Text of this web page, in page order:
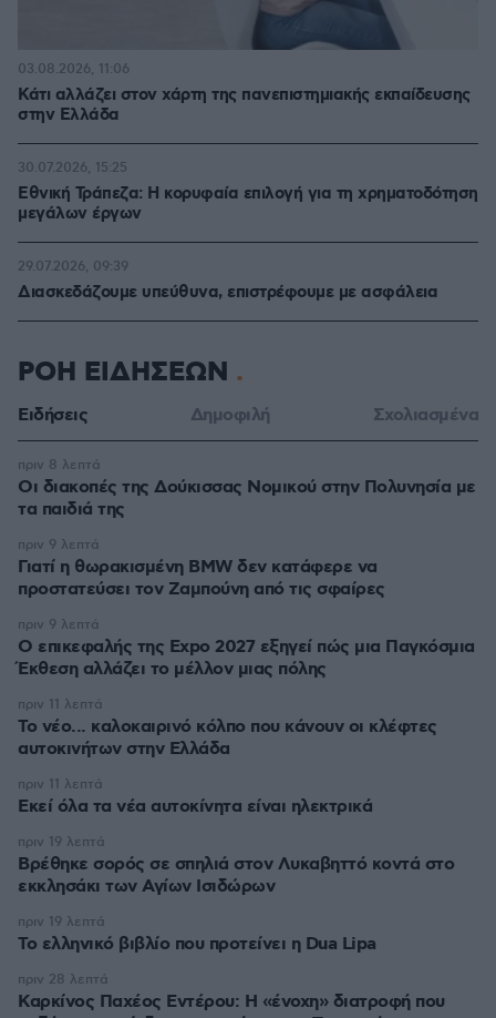
Κάτι αλλάζει στον χάρτη της πανεπιστημιακής εκπαίδευσης
στην Ελλάδα
03.08.2026, 11:06
Εθνική Τράπεζα: Η κορυφαία επιλογή για τη χρηματοδότηση
μεγάλων έργων
30.07.2026, 15:25
Διασκεδάζουμε υπεύθυνα, επιστρέφουμε με ασφάλεια
29.07.2026, 09:39
ΡΟΗ ΕΙΔΗΣΕΩΝ
Ειδήσεις Δημοφιλή Σχολιασμένα
Οι διακοπές της Δούκισσας Νομικού στην Πολυνησία με
τα παιδιά της
πριν 8 λεπτά
Γιατί η θωρακισμένη BMW δεν κατάφερε να
προστατεύσει τον Ζαμπούνη από τις σφαίρες
πριν 9 λεπτά
Ο επικεφαλής της Expo 2027 εξηγεί πώς μια Παγκόσμια
Έκθεση αλλάζει το μέλλον μιας πόλης
πριν 9 λεπτά
Το νέο... καλοκαιρινό κόλπο που κάνουν οι κλέφτες
αυτοκινήτων στην Ελλάδα
πριν 11 λεπτά
Εκεί όλα τα νέα αυτοκίνητα είναι ηλεκτρικά
πριν 11 λεπτά
Βρέθηκε σορός σε σπηλιά στον Λυκαβηττό κοντά στο
εκκλησάκι των Αγίων Ισιδώρων
πριν 19 λεπτά
Το ελληνικό βιβλίο που προτείνει η Dua Lipa
πριν 19 λεπτά
Καρκίνος Παχέος Εντέρου: Η «ένοχη» διατροφή που
πριν 28 λεπτά